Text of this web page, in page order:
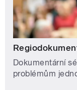
Dokumentární
problémům